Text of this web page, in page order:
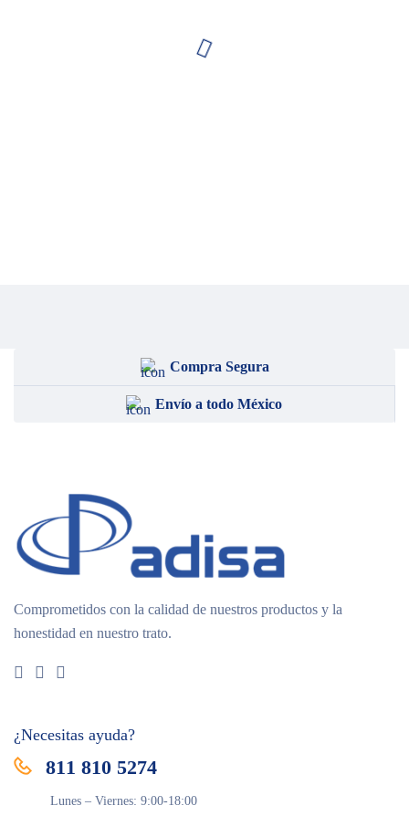
Compra Segura
Envío a todo México
Comprometidos con la calidad de nuestros productos y la
honestidad en nuestro trato.
¿Necesitas ayuda?
811 810 5274
Lunes – Viernes: 9:00-18:00